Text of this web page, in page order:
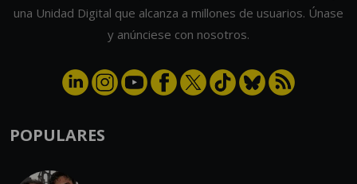
una Unidad Digital que alcanza a millones de usuarios. Únase
y anúnciese con nosotros.
POPULARES